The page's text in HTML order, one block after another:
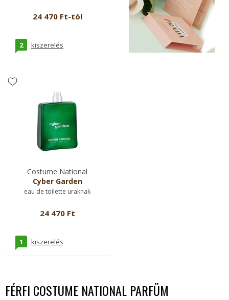
24 470 Ft-tól
2 kiszerelés
Costume National
Cyber Garden
eau de toilette uraknak
24 470 Ft
1 kiszerelés
FÉRFI COSTUME NATIONAL PARFÜM